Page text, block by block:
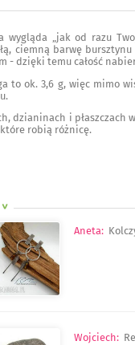
wygląda „jak od razu
ciemną barwę
- dzięki temu całość
to ok. 3,6 g, więc
dzianinach i płaszczach
robią różnicę.
>
Aneta:
Wojciech: